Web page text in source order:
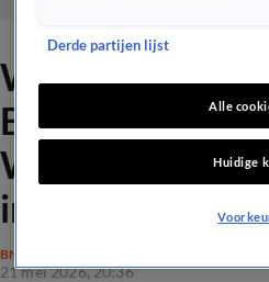
Wilfred Genee
Bever maken
WK-single met
internationals
BN'ERS
21 mei 2026, 20:36
Derde partijen lijst
Alle
Huidige